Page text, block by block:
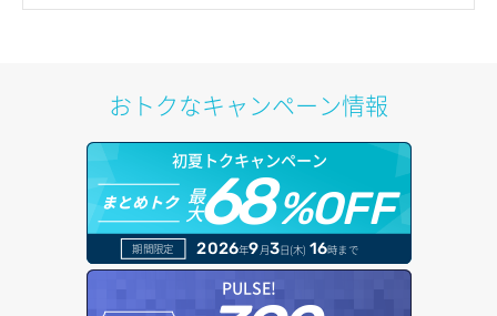
バックアップリストア
バックアップ詳細一覧取得
ボリュームイメージ保存
ボリュームタイプ一覧取得
ボリュームタイプ詳細取得
イメージ保存容量変更
イメージ詳細取得
アタッチ済みポート詳細取得
アタッチ済みボリューム一覧
アタッチ済みボリューム詳細取得
コンソールURL発行
サブネット詳細取得
セキュリティグループ ルール一覧取得
セキュリティグループ ルール作成
セキュリティグループ ルール削除
ヘルスモニタ一覧取得
ヘルスモニタ作成
ヘルスモニタ削除
オブジェクトダウンロード
オブジェクトバージョン管理
オブジェクト一覧取得
ドメイン情報登録
ドメイン詳細取得
レコード一覧取得
おトクなキャンペーン情報
初夏トクキャンペーン
まとめトク 最
大68%OFF
期間限定 2026年9月3日(木) 16時まで
PULSE!